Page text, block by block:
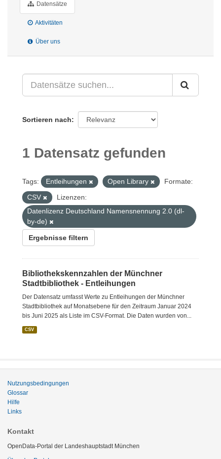
Datensätze
Aktivitäten
Über uns
Sortieren nach
1 Datensatz gefunden
Tags: Entleihungen Open Library
Formate:
CSV
Lizenzen:
Datenlizenz Deutschland Namensnennung 2.0 (dl-
by-de)
Ergebnisse filtern
Bibliothekskennzahlen der Münchner
Stadtbibliothek - Entleihungen
Der Datensatz umfasst Werte zu Entleihungen der Münchner
Stadtbibliothek auf Monatsebene für den Zeitraum Januar 2024
bis Juni 2025 als Liste im CSV-Format. Die Daten wurden von...
CSV
Nutzungsbedingungen
Glossar
Hilfe
Links
Kontakt
OpenData-Portal der Landeshauptstadt München